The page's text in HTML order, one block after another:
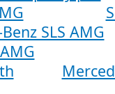
SLS AMG